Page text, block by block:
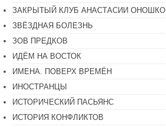
ЗАКРЫТЫЙ КЛУБ АНАСТАСИИ ОНОШКО
ЗВЁЗДНАЯ БОЛЕЗНЬ
ЗОВ ПРЕДКОВ
ИДЁМ НА ВОСТОК
ИМЕНА. ПОВЕРХ ВРЕМЁН
ИНОСТРАНЦЫ
ИСТОРИЧЕСКИЙ ПАСЬЯНС
ИСТОРИЯ КОНФЛИКТОВ